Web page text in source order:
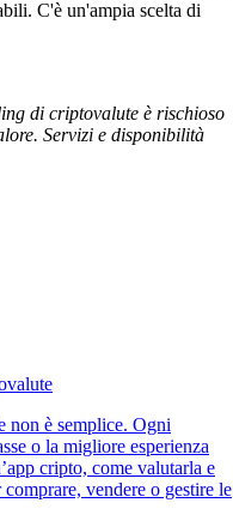
C'è un'ampia scelta di
di criptovalute è rischioso
Servizi e disponibilità
non è semplice. Ogni
o la migliore esperienza
cripto, come valutarla e
vendere o gestire le